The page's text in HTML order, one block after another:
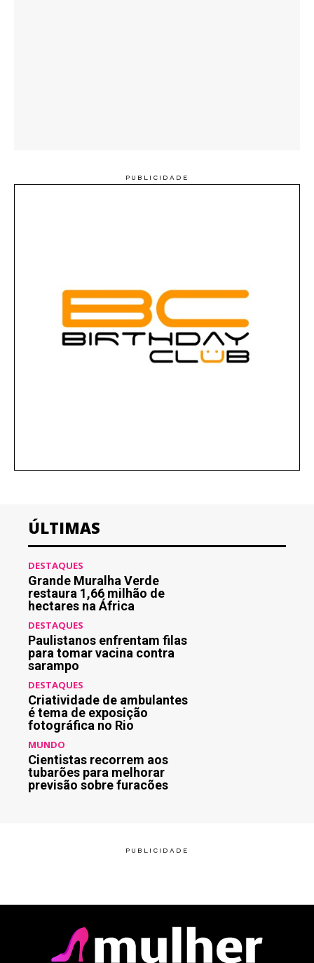
ÚLTIMAS
DESTAQUES
Grande Muralha Verde
restaura 1,66 milhão de
hectares na África
DESTAQUES
Paulistanos enfrentam filas
para tomar vacina contra
sarampo
DESTAQUES
Criatividade de ambulantes
é tema de exposição
fotográfica no Rio
MUNDO
Cientistas recorrem aos
tubarões para melhorar
previsão sobre furacões